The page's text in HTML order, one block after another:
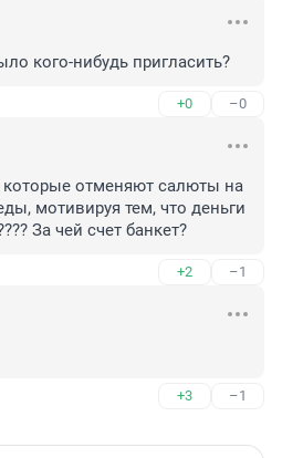
кого-нибудь пригласить?
+0 –0
отменяют салюты на
мотивируя тем, что деньги
За чей счет банкет?
+2 –1
+3 –1